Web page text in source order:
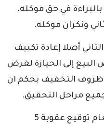
في حق موكله،
ونكران موكله.
أصلا إعادة تكييف
البيع إلى الحيازة لغرض
ظروف التخفيف بحكم ان
جميع مراحل التحقيق.
عليه التمس ممثل الحق العام توقيع عقوبة 5